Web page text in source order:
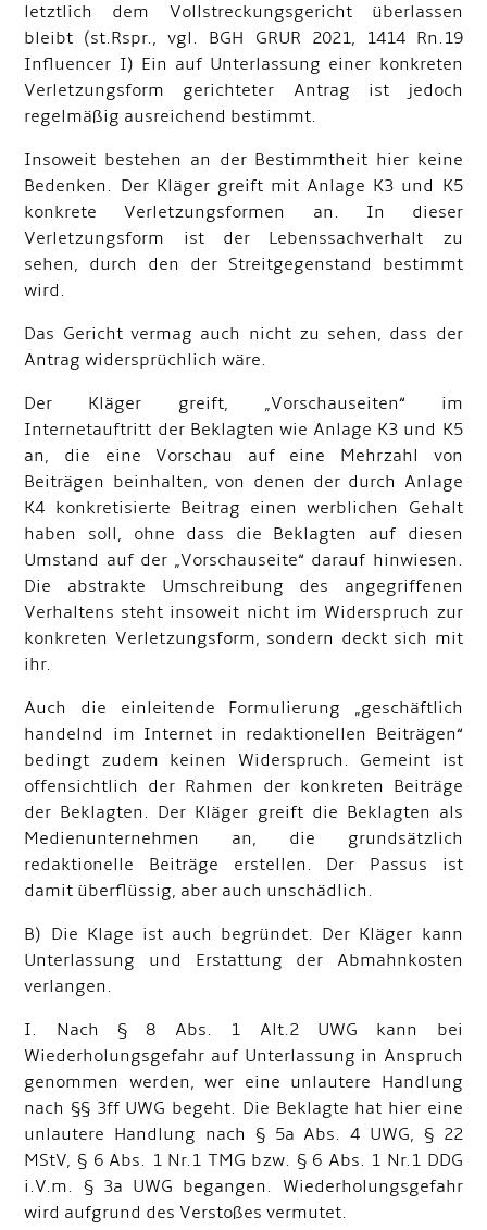
letztlich dem Vollstreckungsgericht überlassen
bleibt (st.Rspr., vgl. BGH GRUR 2021, 1414 Rn.19
Influencer I) Ein auf Unterlassung einer konkreten
Verletzungsform gerichteter Antrag ist jedoch
regelmäßig ausreichend bestimmt.
Insoweit bestehen an der Bestimmtheit hier keine
Bedenken. Der Kläger greift mit Anlage K3 und K5
konkrete Verletzungsformen an. In dieser
Verletzungsform ist der Lebenssachverhalt zu
sehen, durch den der Streitgegenstand bestimmt
wird.
Das Gericht vermag auch nicht zu sehen, dass der
Antrag widersprüchlich wäre.
Der Kläger greift, „Vorschauseiten“ im
Internetauftritt der Beklagten wie Anlage K3 und K5
an, die eine Vorschau auf eine Mehrzahl von
Beiträgen beinhalten, von denen der durch Anlage
K4 konkretisierte Beitrag einen werblichen Gehalt
haben soll, ohne dass die Beklagten auf diesen
Umstand auf der „Vorschauseite“ darauf hinwiesen.
Die abstrakte Umschreibung des angegriffenen
Verhaltens steht insoweit nicht im Widerspruch zur
konkreten Verletzungsform, sondern deckt sich mit
ihr.
Auch die einleitende Formulierung „geschäftlich
handelnd im Internet in redaktionellen Beiträgen“
bedingt zudem keinen Widerspruch. Gemeint ist
offensichtlich der Rahmen der konkreten Beiträge
der Beklagten. Der Kläger greift die Beklagten als
Medienunternehmen an, die grundsätzlich
redaktionelle Beiträge erstellen. Der Passus ist
damit überflüssig, aber auch unschädlich.
B) Die Klage ist auch begründet. Der Kläger kann
Unterlassung und Erstattung der Abmahnkosten
verlangen.
I. Nach § 8 Abs. 1 Alt.2 UWG kann bei
Wiederholungsgefahr auf Unterlassung in Anspruch
genommen werden, wer eine unlautere Handlung
nach §§ 3ff UWG begeht. Die Beklagte hat hier eine
unlautere Handlung nach § 5a Abs. 4 UWG, § 22
MStV, § 6 Abs. 1 Nr.1 TMG bzw. § 6 Abs. 1 Nr.1 DDG
i.V.m. § 3a UWG begangen. Wiederholungsgefahr
wird aufgrund des Verstoßes vermutet.